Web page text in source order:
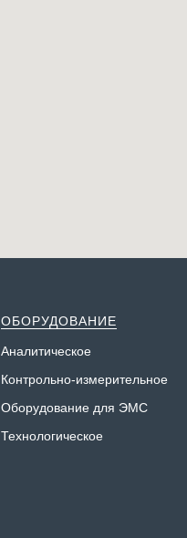
ОБОРУДОВАНИЕ
Аналитическое
Контрольно-измерительное
Оборудование для ЭМС
Технологическое